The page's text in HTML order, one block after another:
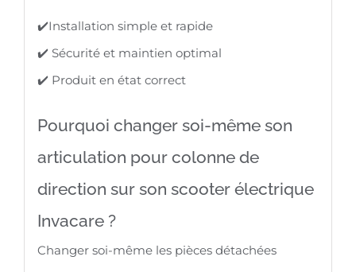
✔️Installation simple et rapide
✔️ Sécurité et maintien optimal
✔️ Produit en état correct
Pourquoi changer soi-même son
articulation pour colonne de
direction sur son scooter électrique
Invacare ?
Changer soi-même les pièces détachées